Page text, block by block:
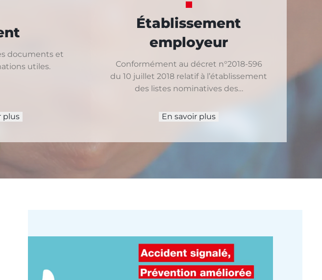
documents et
utiles.
plus
Établissement
employeur
Conformément au décret n°2018-596
du 10 juillet 2018 relatif à l’établissement
des listes nominatives des…
En savoir plus